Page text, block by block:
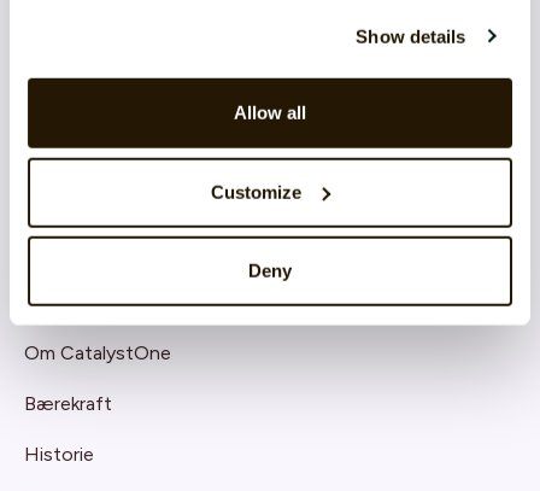
Show details
Allow all
Customize
Deny
E-bøker
OM OSS
Om CatalystOne
Bærekraft
Historie